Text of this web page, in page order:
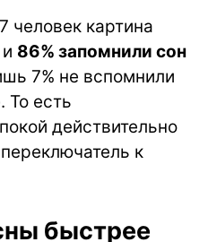
человек картина
86% запомнили сон
7% не вспомнили
То есть
действительно
к
быстрее